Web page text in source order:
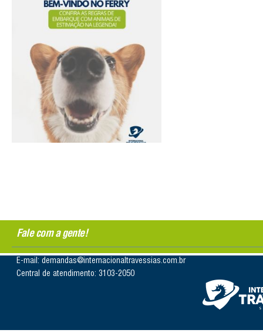
Fale com a gente!
E-mail: demandas@internacionaltravessias.com.br
Central de atendimento: 3103-2050